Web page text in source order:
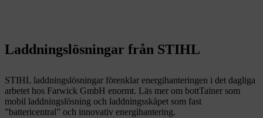
Laddningslösningar från STIHL
STIHL laddningslösningar förenklar energihanteringen i det dagliga
arbetet hos Farwick GmbH enormt. Läs mer om bottTainer som
mobil laddningslösning och laddningsskåpet som fast
”battericentral” och innovativ energihantering.